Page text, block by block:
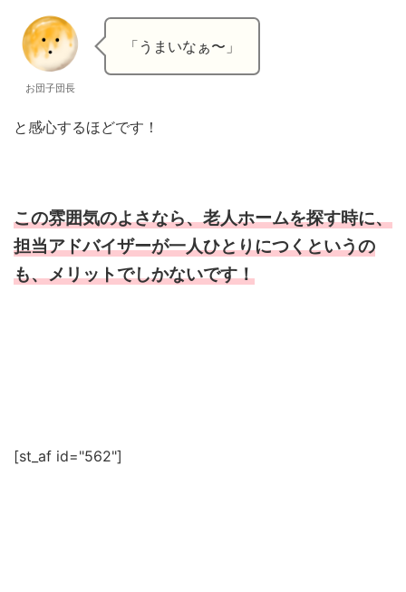
お団子団長
「うまいなぁ〜」
と感心するほどです！
この雰囲気のよさなら、老人ホームを探す時に、
担当アドバイザーが一人ひとりにつくというの
も、メリットでしかないです！
[st_af id="562"]